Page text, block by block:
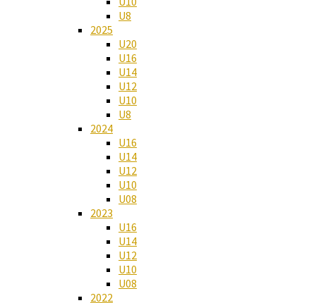
U8
2025
U20
U16
U14
U12
U10
U8
2024
U16
U14
U12
U10
U08
2023
U16
U14
U12
U10
U08
2022